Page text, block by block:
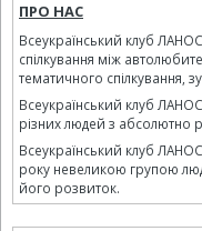
ПРО НАС
Всеукраїнський клуб
спілкування між
тематичного спілкування,
Всеукраїнський клуб
різних людей з абсолютно
Всеукраїнський клуб
року невеликою групою
його розвиток.